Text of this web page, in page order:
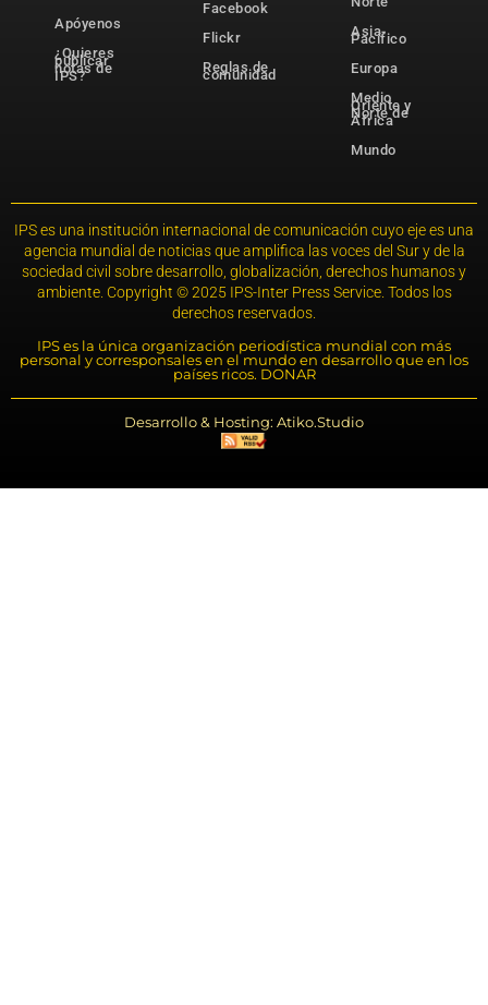
Apóyenos
¿Quieres
publicar
notas de
IPS?
Facebook
Flickr
Reglas de
comunidad
Asia-
Pacífico
Europa
Medio
Oriente y
Norte de
África
Mundo
IPS es una institución internacional de comunicación cuyo eje es una
agencia mundial de noticias que amplifica las voces del Sur y de la
sociedad civil sobre desarrollo, globalización, derechos humanos y
ambiente. Copyright © 2025 IPS-Inter Press Service. Todos los
derechos reservados.
IPS es la única organización periodística mundial con más
personal y corresponsales en el mundo en desarrollo que en los
países ricos. DONAR
Desarrollo & Hosting: Atiko.Studio